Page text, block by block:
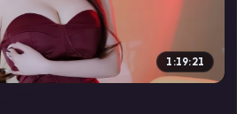
1:19:21